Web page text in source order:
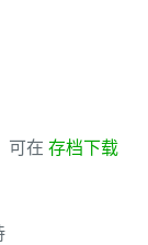
可在 存档下载